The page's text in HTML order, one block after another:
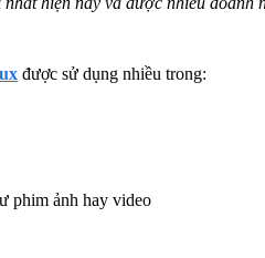
được sử dụng nhiều trong:
phim ảnh hay video